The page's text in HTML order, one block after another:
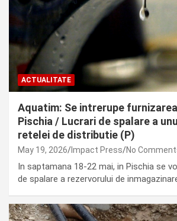
ACTUALITATE
Aquatim: Se intrerupe
Pischia / Lucrari de spalare a
retelei de distributie (P)
May 19, 2026 Impact Press No
In saptamana 18-22 mai, in Pischia se
de spalare a rezervorului de